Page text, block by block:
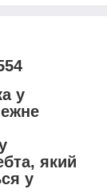
у
який
у